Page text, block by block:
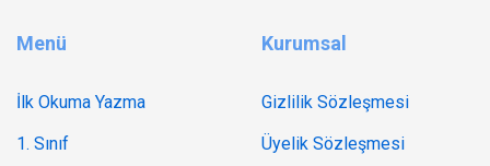
Menü
İlk Okuma Yazma
1. Sınıf
Kurumsal
Gizlilik Sözleşmesi
Üyelik Sözleşmesi